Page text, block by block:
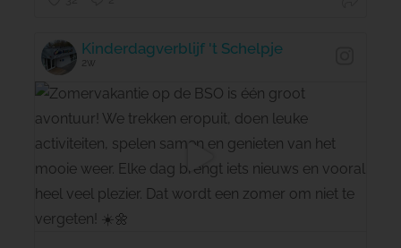
Kinderdagverblijf 't Schelpje
2w